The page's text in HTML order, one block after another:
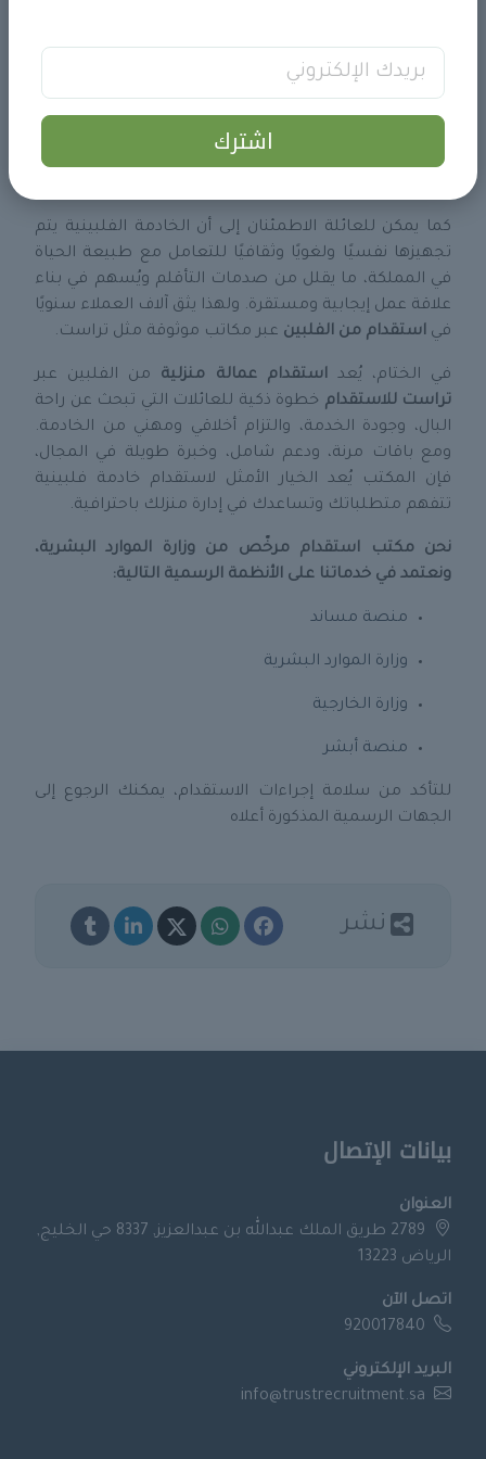
ولا يقتصر دورتراست للاستقدام
متابعة دورية، واستشارات في كيفية التعامل مع الخادمة،
وحلولًا لأي مشكلات قد تطرأ خلال فترة العمل، وهذا ما يعزز
كما يمكن للعائلة الاطمئنان إلى أن الخادمة الفلبينية يتم
تجهيزها نفسيًا ولغويًا وثقافيًا للتعامل مع طبيعة الحياة
في المملكة، ما يقلل من صدمات التأقلم ويُسهم في بناء
علاقة عمل إيجابية ومستقرة. ولهذا يثق آلاف العملاء سنويًا
في استقدام من الفلبين عبر مكاتب موثوقة مثل تراست.
في الختام، يُعداستقدام عمالة منزلية من الفلبين عبر
تراست للاستقدام خطوة ذكية للعائلات التي تبحث عن راحة
البال، وجودة الخدمة، والتزام أخلاقي ومهني من الخادمة.
ومع باقات مرنة، ودعم شامل، وخبرة طويلة في المجال،
فإن المكتب يُعد الخيار الأمثل لاستقدام خادمة فلبينية
تتفهم متطلباتك وتساعدك في إدارة منزلك باحترافية.
نحن مكتب استقدام مرخّص من وزارة الموارد البشرية،
ونعتمد في خدماتنا على الأنظمة الرسمية التالية:
منصة مساند
وزارة الموارد البشرية
وزارة الخارجية
منصة أبشر
للتأكد من سلامة إجراءات الاستقدام، يمكنك الرجوع إلى
الجهات الرسمية المذكورة أعلاه
نشر
اشترك
بيانات الإتصال
العنوان
2789 طريق الملك عبدالله بن عبدالعزيز, 8337 حي الخليج,
الرياض 13223
اتصل الآن
920017840
البريد الإلكتروني
info@trustrecruitment.sa